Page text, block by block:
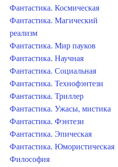
Фантастика. Космическая
Фантастика. Магический
реализм
Фантастика. Мир пауков
Фантастика. Научная
Фантастика. Социальная
Фантастика. Технофэнтези
Фантастика. Триллер
Фантастика. Ужасы, мистика
Фантастика. Фэнтези
Фантастика. Эпическая
Фантастика. Юмористическая
Философия